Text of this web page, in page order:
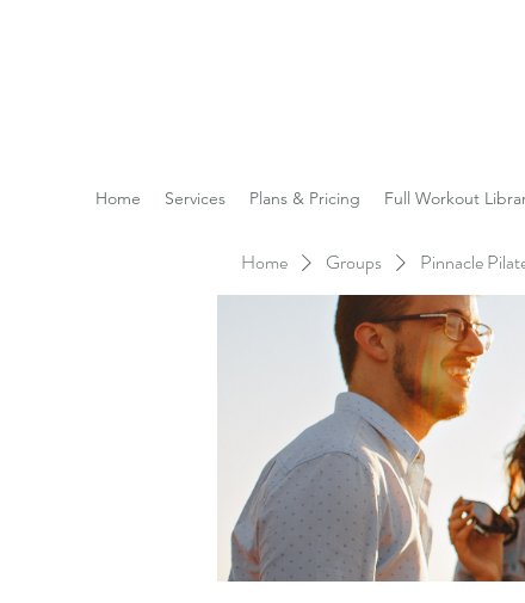
Home Services Plans & Pricing Full Workout
Home Groups Pinnacle